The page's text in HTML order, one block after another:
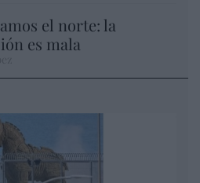
el norte: la
es mala